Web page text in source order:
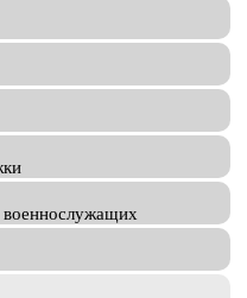
военнослужащих